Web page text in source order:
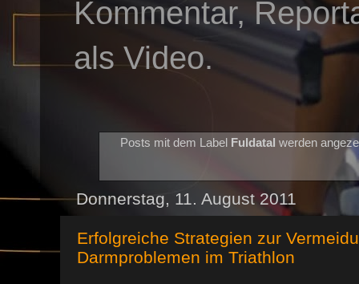
Kommentar,
als Video.
Posts mit dem Label Fuldatal werden
Donnerstag, 11. August 2011
Erfolgreiche Strategien zur
Darmproblemen im Triathlon